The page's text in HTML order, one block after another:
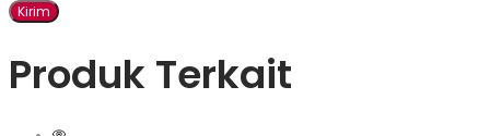
Produk Terkait